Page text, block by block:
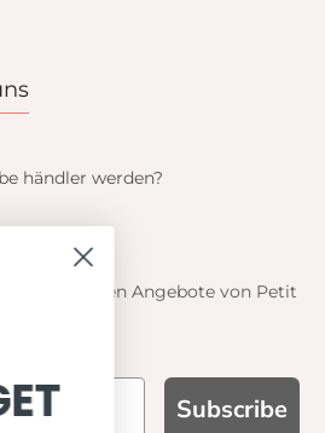
händler werden?
die neuesten Angebote von Petit
Subscribe
GET